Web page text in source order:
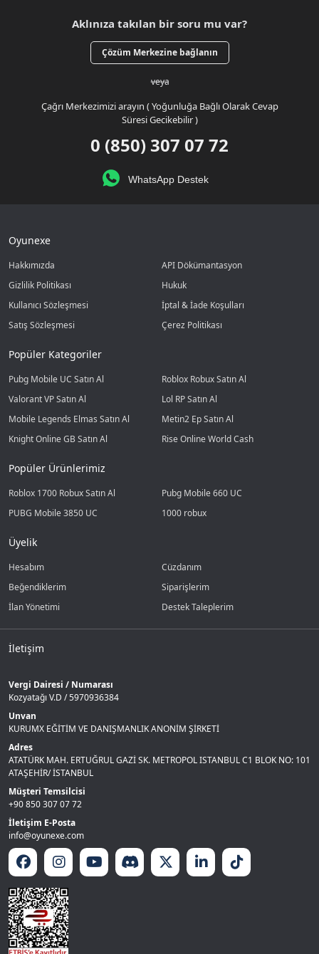
Aklınıza takılan bir soru mu var?
Çözüm Merkezine bağlanın
veya
Çağrı Merkezimizi arayın ( Yoğunluğa Bağlı Olarak Cevap
Süresi Gecikebilir )
0 (850) 307 07 72
WhatsApp Destek
Oyunexe
Hakkımızda
API Dökümantasyon
Gizlilik Politikası
Hukuk
Kullanıcı Sözleşmesi
İptal & İade Koşulları
Satış Sözleşmesi
Çerez Politikası
Popüler Kategoriler
Pubg Mobile UC Satın Al
Roblox Robux Satın Al
Valorant VP Satın Al
Lol RP Satın Al
Mobile Legends Elmas Satın Al
Metin2 Ep Satın Al
Knight Online GB Satın Al
Rise Online World Cash
Popüler Ürünlerimiz
Roblox 1700 Robux Satın Al
Pubg Mobile 660 UC
PUBG Mobile 3850 UC
1000 robux
Üyelik
Hesabım
Cüzdanım
Beğendiklerim
Siparişlerim
İlan Yönetimi
Destek Taleplerim
İletişim
Vergi Dairesi / Numarası
Kozyatağı V.D / 5970936384
Unvan
KURUMX EĞİTİM VE DANIŞMANLIK ANONİM ŞİRKETİ
Adres
ATATÜRK MAH. ERTUĞRUL GAZİ SK. METROPOL ISTANBUL C1 BLOK NO: 101
ATAŞEHİR/ İSTANBUL
Müşteri Temsilcisi
+90 850 307 07 72
İletişim E-Posta
info@oyunexe.com